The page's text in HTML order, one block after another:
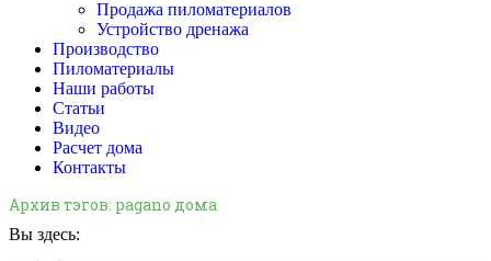
Продажа пиломатериалов
Устройство дренажа
Производство
Пиломатериалы
Наши работы
Статьи
Видео
Расчет дома
Контакты
Архив тэгов: pagano дома
Вы здесь: